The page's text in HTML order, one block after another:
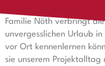
Familie Nöth verbringt
unvergesslichen Urlaub in
vor Ort kennenlernen
sie unserem Projektalltag